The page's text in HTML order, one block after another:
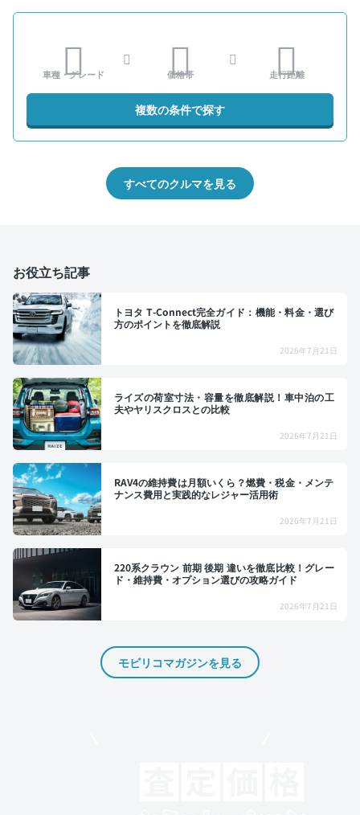
車種・グレード 価格帯 走行距離
複数の条件で探す
すべてのクルマを見る
お役立ち記事
トヨタ T-Connect完全ガイド：機能・料金・選び
方のポイントを徹底解説
2026年7月21日
ライズの荷室寸法・容量を徹底解説！車中泊の工
夫やヤリスクロスとの比較
2026年7月21日
RAV4の維持費は月額いくら？燃費・税金・メンテ
ナンス費用と実践的なレジャー活用術
2026年7月21日
220系クラウン 前期 後期 違いを徹底比較！グレー
ド・維持費・オプション選びの攻略ガイド
2026年7月21日
モビリコマガジンを見る